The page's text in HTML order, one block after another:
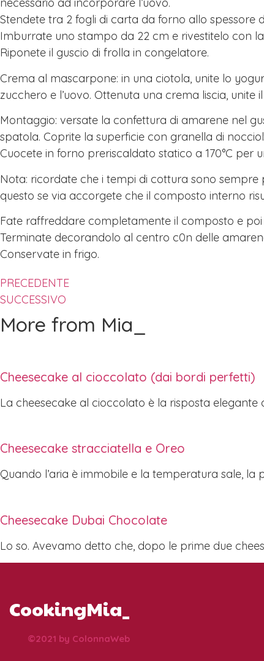
necessario ad incorporare l’uovo.
Stendete tra 2 fogli di carta da forno allo spessore
Imburrate uno stampo da 22 cm e rivestitelo con
Riponete il guscio di frolla in congelatore.
Crema al mascarpone: in una ciotola, unite lo
zucchero e l’uovo. Ottenuta una crema liscia,
Montaggio: versate la confettura di amarene nel
spatola. Coprite la superficie con granella di
Cuocete in forno preriscaldato statico a 170°C per
Nota: ricordate che i tempi di cottura sono
questo se via accorgete che il composto interno
Fate raffreddare completamente il composto e
Terminate decorandolo al centro c0n delle
Conservate in frigo.
PRECEDENTE
SUCCESSIVO
More from Mia_
Cheesecake al cioccolato (dai bordi perfetti)
La cheesecake al cioccolato è la risposta elegante
Cheesecake stracciatella e Oreo
Quando l’aria è immobile e la temperatura sale, la
Cheesecake Dubai Chocolate
Lo so. Avevamo detto che, dopo le prime due
CookingMia_
©2021 by ColonnaWeb